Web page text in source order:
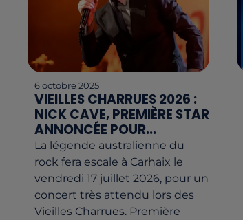
6 octobre 2025
VIEILLES CHARRUES 2026 :
NICK CAVE, PREMIÈRE STAR
ANNONCÉE POUR...
La légende australienne du
rock fera escale à Carhaix le
vendredi 17 juillet 2026, pour un
concert très attendu lors des
Vieilles Charrues. Première